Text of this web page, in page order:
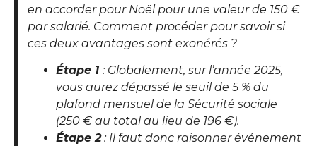
en accorder pour Noël pour une valeur de 150 €
par salarié. Comment procéder pour savoir si
ces deux avantages sont exonérés ?
Étape 1 : Globalement, sur l’année 2025,
vous aurez dépassé le seuil de 5 % du
plafond mensuel de la Sécurité sociale
(250 € au total au lieu de 196 €).
Étape 2: Il faut donc raisonner événement